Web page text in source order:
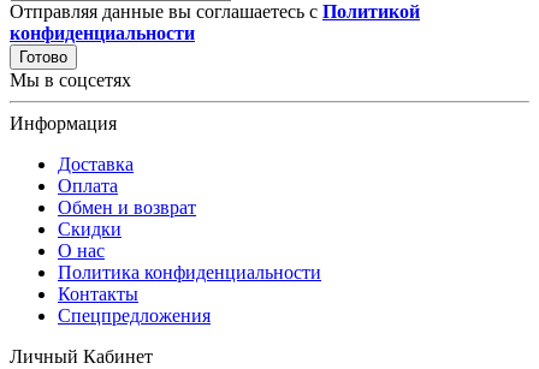
Отправляя данные вы соглашаетесь с Политикой
конфиденциальности
Готово
Мы в соцсетях
Информация
Доставка
Оплата
Обмен и возврат
Скидки
О нас
Политика конфиденциальности
Контакты
Спецпредложения
Личный Кабинет